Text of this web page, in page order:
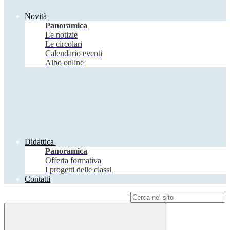
Novità
Panoramica
Le notizie
Le circolari
Calendario eventi
Albo online
Didattica
Panoramica
Offerta formativa
I progetti delle classi
Contatti